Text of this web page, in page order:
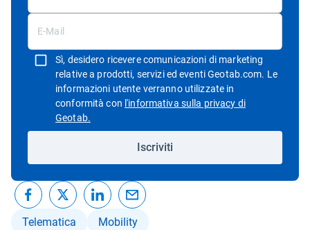
Sì, desidero ricevere comunicazioni di marketing
relative a prodotti, servizi ed eventi Geotab.com. Le
informazioni utente verranno utilizzate in
conformità con l'informativa sulla privacy di
Geotab.Apri in una nuova finestra
Iscriviti
Telematica Mobility